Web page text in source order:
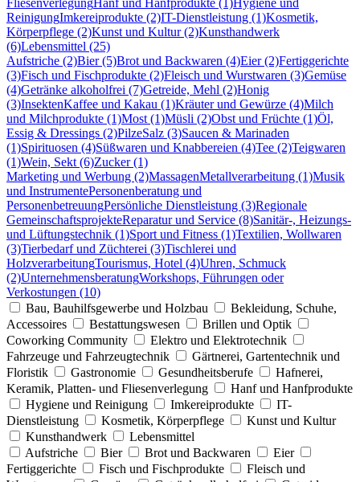
ReinigungImkereiprodukte (2)IT-Dienstleistung (1)Kosmetik,
Körperpflege (2)Kunst und Kultur (2)Kunsthandwerk
(6)Lebensmittel (25)
Aufstriche (2)Bier (5)Brot und Backwaren (4)Eier (2)Fertiggerichte
(3)Fisch und Fischprodukte (2)Fleisch und Wurstwaren (3)Gemüse
(4)Getränke alkoholfrei (7)Getreide, Mehl (2)Honig
(3)InsektenKaffee und Kakau (1)Kräuter und Gewürze (4)Milch
und Milchprodukte (1)Most (1)Müsli (2)Obst und Früchte (1)Öl,
Essig & Dressings (2)PilzeSalz (3)Saucen & Marinaden
(1)Spirituosen (4)Süßwaren und Knabbereien (4)Tee (2)Teigwaren
(1)Wein, Sekt (6)Zucker (1)
Marketing und Werbung (2)MassagenMetallverarbeitung (1)Musik
und InstrumentePersonenberatung und
PersonenbetreuungPersönliche Dienstleistung (3)Regionale
GemeinschaftsprojekteReparatur und Service (8)Sanitär-, Heizungs-
und Lüftungstechnik (1)Sport und Fitness (1)Textilien, Wollwaren
(3)Tierbedarf und Züchterei (3)Tischlerei und
HolzverarbeitungTourismus, Hotel (4)Uhren, Schmuck
(2)UnternehmensberatungWorkshops, Führungen oder
Verkostungen (10)
Bau, Bauhilfsgewerbe und Holzbau
Bekleidung, Schuhe,
Accessoires
Bestattungswesen
Brillen und Optik
Coworking Community
Elektro und Elektrotechnik
Fahrzeuge und Fahrzeugtechnik
Gärtnerei, Gartentechnik und
Floristik
Gastronomie Gesundheitsberufe
Hafnerei,
Keramik, Platten- und Fliesenverlegung
Hanf und Hanfprodukte
Hygiene und Reinigung
Imkereiprodukte
IT-
Dienstleistung
Kosmetik, Körperpflege
Kunst und Kultur
Kunsthandwerk
Lebensmittel
Aufstriche
Bier Brot und Backwaren
Eier
Fertiggerichte
Fisch und Fischprodukte
Fleisch und